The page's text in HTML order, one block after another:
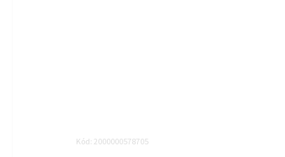
Kód: 2000000578705